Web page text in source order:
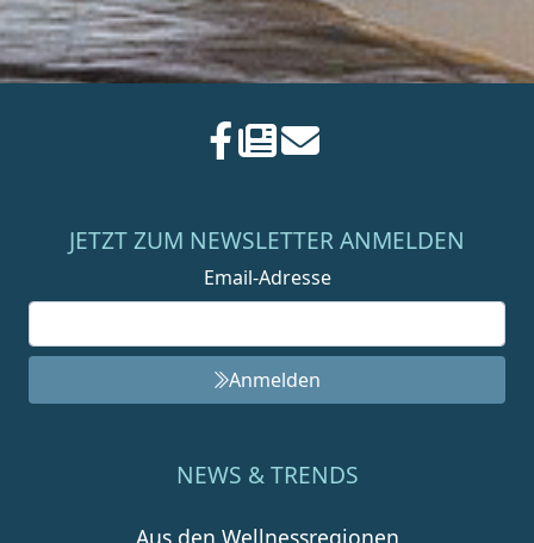
JETZT ZUM NEWSLETTER ANMELDEN
Email-Adresse
Anmelden
NEWS & TRENDS